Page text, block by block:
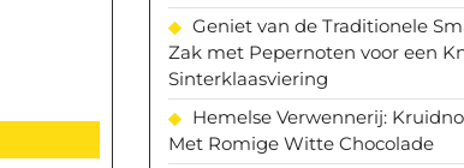
Geniet van de Traditionele
Zak met Pepernoten voor een
Sinterklaasviering
Hemelse Verwennerij:
Met Romige Witte Chocolade